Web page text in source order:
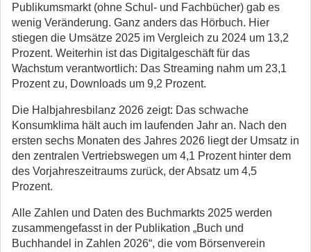
Publikumsmarkt (ohne Schul- und Fachbücher) gab es
wenig Veränderung. Ganz anders das Hörbuch. Hier
stiegen die Umsätze 2025 im Vergleich zu 2024 um 13,2
Prozent. Weiterhin ist das Digitalgeschäft für das
Wachstum verantwortlich: Das Streaming nahm um 23,1
Prozent zu, Downloads um 9,2 Prozent.
Die Halbjahresbilanz 2026 zeigt: Das schwache
Konsumklima hält auch im laufenden Jahr an. Nach den
ersten sechs Monaten des Jahres 2026 liegt der Umsatz in
den zentralen Vertriebswegen um 4,1 Prozent hinter dem
des Vorjahreszeitraums zurück, der Absatz um 4,5
Prozent.
Alle Zahlen und Daten des Buchmarkts 2025 werden
zusammengefasst in der Publikation „Buch und
Buchhandel in Zahlen 2026“, die vom Börsenverein